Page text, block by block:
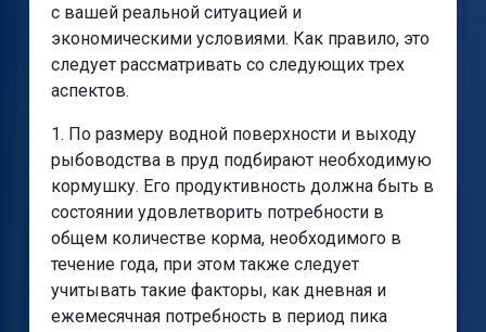
с вашей реальной ситуацией и
экономическими условиями. Как правило, это
следует рассматривать со следующих трех
аспектов.
1. По размеру водной поверхности и выходу
рыбоводства в пруд подбирают необходимую
кормушку. Его продуктивность должна быть в
состоянии удовлетворить потребности в
общем количестве корма, необходимого в
течение года, при этом также следует
учитывать такие факторы, как дневная и
ежемесячная потребность в период пика